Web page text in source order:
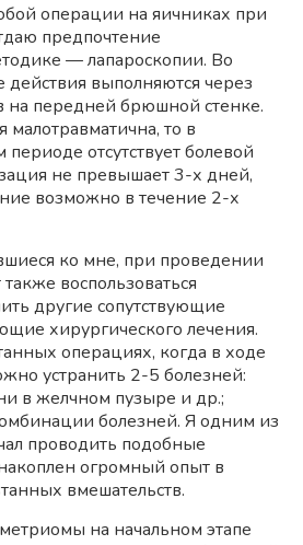
операции на яичниках при
предпочтение
— лапароскопии. Во
выполняются через
на передней брюшной стенке.
малотравматична, то в
отсутствует болевой
не превышает 3-х дней,
возможно в течение 2-х
ко мне, при проведении
воспользоваться
другие сопутствующие
хирургического лечения.
операциях, когда в ходе
устранить 2-5 болезней:
в желчном пузыре и др.;
болезней. Я одним из
проводить подобные
огромный опыт в
вмешательств.
на начальном этапе